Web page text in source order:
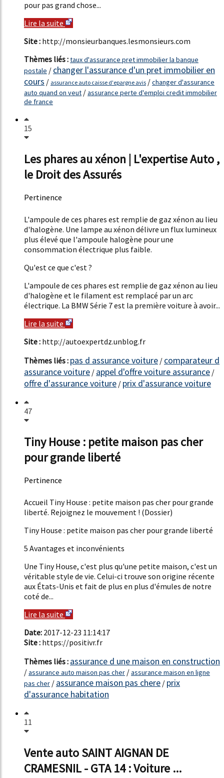
pour pas grand chose...
Lire la suite
Site : http://monsieurbanques.lesmonsieurs.com
Thèmes liés :taux d'assurance pret immobilier la banque
postale / changer l'assurance d'un pret immobilier en
cours / assurance auto caisse d'epargne avis /changer d'assurance
auto quand on veut /assurance perte d'emploi credit immobilier
de france
15
Les phares au xénon | L'expertise Auto ,
le Droit des Assurés
Pertinence
L'ampoule de ces phares est remplie de gaz xénon au lieu
d'halogène. Une lampe au xénon délivre un flux lumineux
plus élevé que l'ampoule halogène pour une
consommation électrique plus faible.
Qu'est ce que c'est ?
L'ampoule de ces phares est remplie de gaz xénon au lieu
d'halogène et le filament est remplacé par un arc
électrique. La BMW Série 7 est la première voiture à avoir...
Lire la suite
Site : http://autoexpertdz.unblog.fr
Thèmes liés : pas d assurance voiture / comparateur d
assurance voiture / appel d'offre voiture assurance /
offre d'assurance voiture / prix d'assurance voiture
47
Tiny House : petite maison pas cher
pour grande liberté
Pertinence
Accueil Tiny House : petite maison pas cher pour grande
liberté. Rejoignez le mouvement ! (Dossier)
Tiny House : petite maison pas cher pour grande liberté
5 Avantages et inconvénients
Une Tiny House, c'est plus qu'une petite maison, c'est un
véritable style de vie. Celui-ci trouve son origine récente
aux États-Unis et fait de plus en plus d'émules de notre
coté de...
Lire la suite
Date: 2017-12-23 11:14:17
Site : https://positivr.fr
Thèmes liés : assurance d une maison en construction
/assurance auto maison pas cher /assurance maison en ligne
pas cher / assurance maison pas chere / prix
d'assurance habitation
11
Vente auto SAINT AIGNAN DE
CRAMESNIL - GTA 14 : Voiture ...